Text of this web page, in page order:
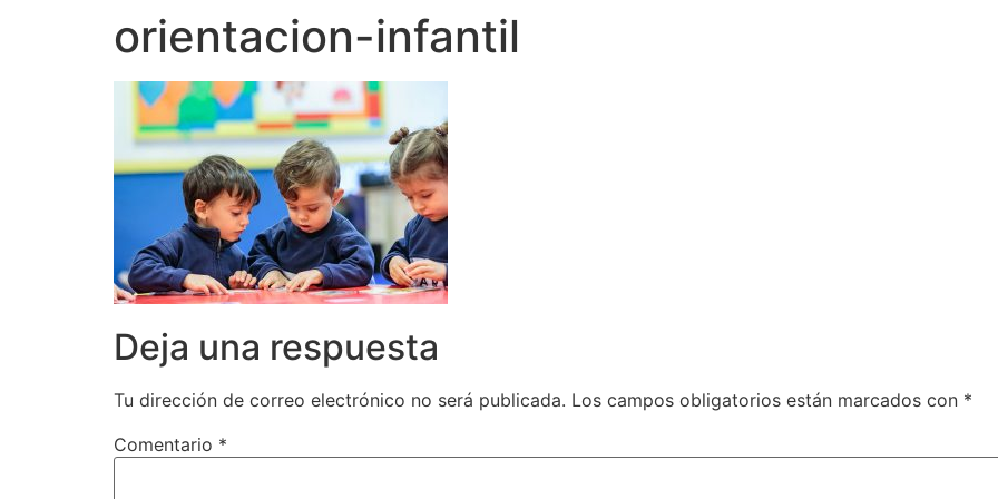
orientacion-infantil
Deja una respuesta
Tu dirección de correo electrónico no será publicada. Los campos obligatorios están marcados con *
Comentario *